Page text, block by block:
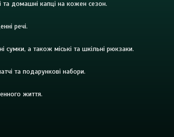
та домашні капці на кожен сезон.
речі.
сумки, а також міські та шкільні рюкзаки.
та подарункові набори.
життя.